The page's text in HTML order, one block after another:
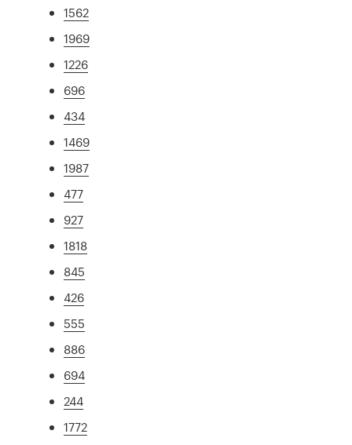
1562
1969
1226
696
434
1469
1987
477
927
1818
845
426
555
886
694
244
1772